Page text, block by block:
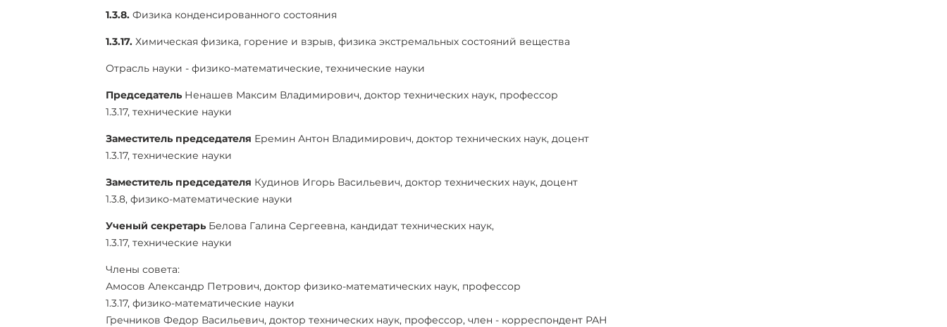
1.3.8.Физика конденсированного состояния
1.3.17.Химическая физика, горение и взрыв, физика экстремальных состояний вещества
Отрасль науки - физико-математические, технические науки
ПредседательНенашев Максим Владимирович, доктор технических наук, профессор
1.3.17, технические науки
Заместитель председателя Еремин Антон Владимирович, доктор технических наук, доцент
1.3.17, технические науки
Заместитель председателя Кудинов Игорь Васильевич, доктор технических наук, доцент
1.3.8, физико-математические науки
Ученый секретарь Белова Галина Сергеевна, кандидат технических наук,
1.3.17, технические науки
Члены совета:
Амосов Александр Петрович, доктор физико-математических наук, профессор
1.3.17, физико-математические науки
Гречников Федор Васильевич, доктор технических наук, профессор, член - корреспондент РАН